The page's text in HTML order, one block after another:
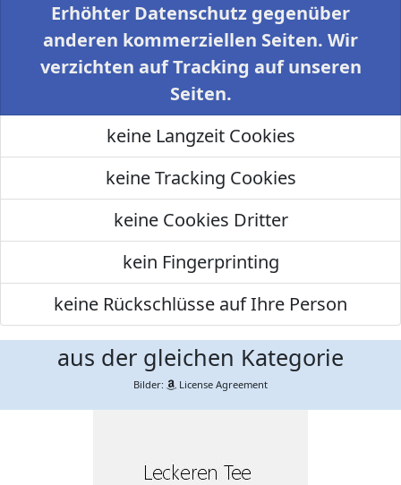
Erhöhter Datenschutz gegenüber
anderen kommerziellen Seiten. Wir
verzichten auf Tracking auf unseren
Seiten.
keine Langzeit Cookies
keine Tracking Cookies
keine Cookies Dritter
kein Fingerprinting
keine Rückschlüsse auf Ihre Person
aus der gleichen Kategorie
Bilder: License Agreement